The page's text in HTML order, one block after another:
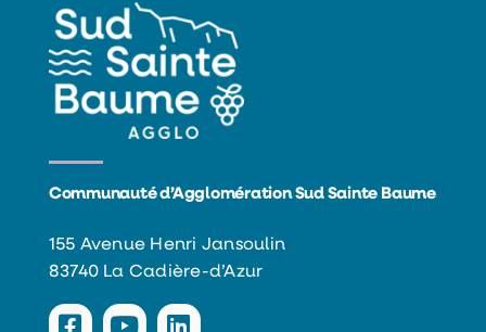
Communauté d’Agglomération Sud Sainte Baume
155 Avenue Henri Jansoulin
83740 La Cadière-d’Azur